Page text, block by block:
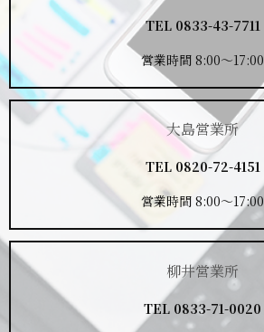
TEL 0833-43-7711
営業時間 8:00～17:00
大島営業所
TEL 0820-72-4151
営業時間 8:00～17:00
柳井営業所
TEL 0833-71-0020